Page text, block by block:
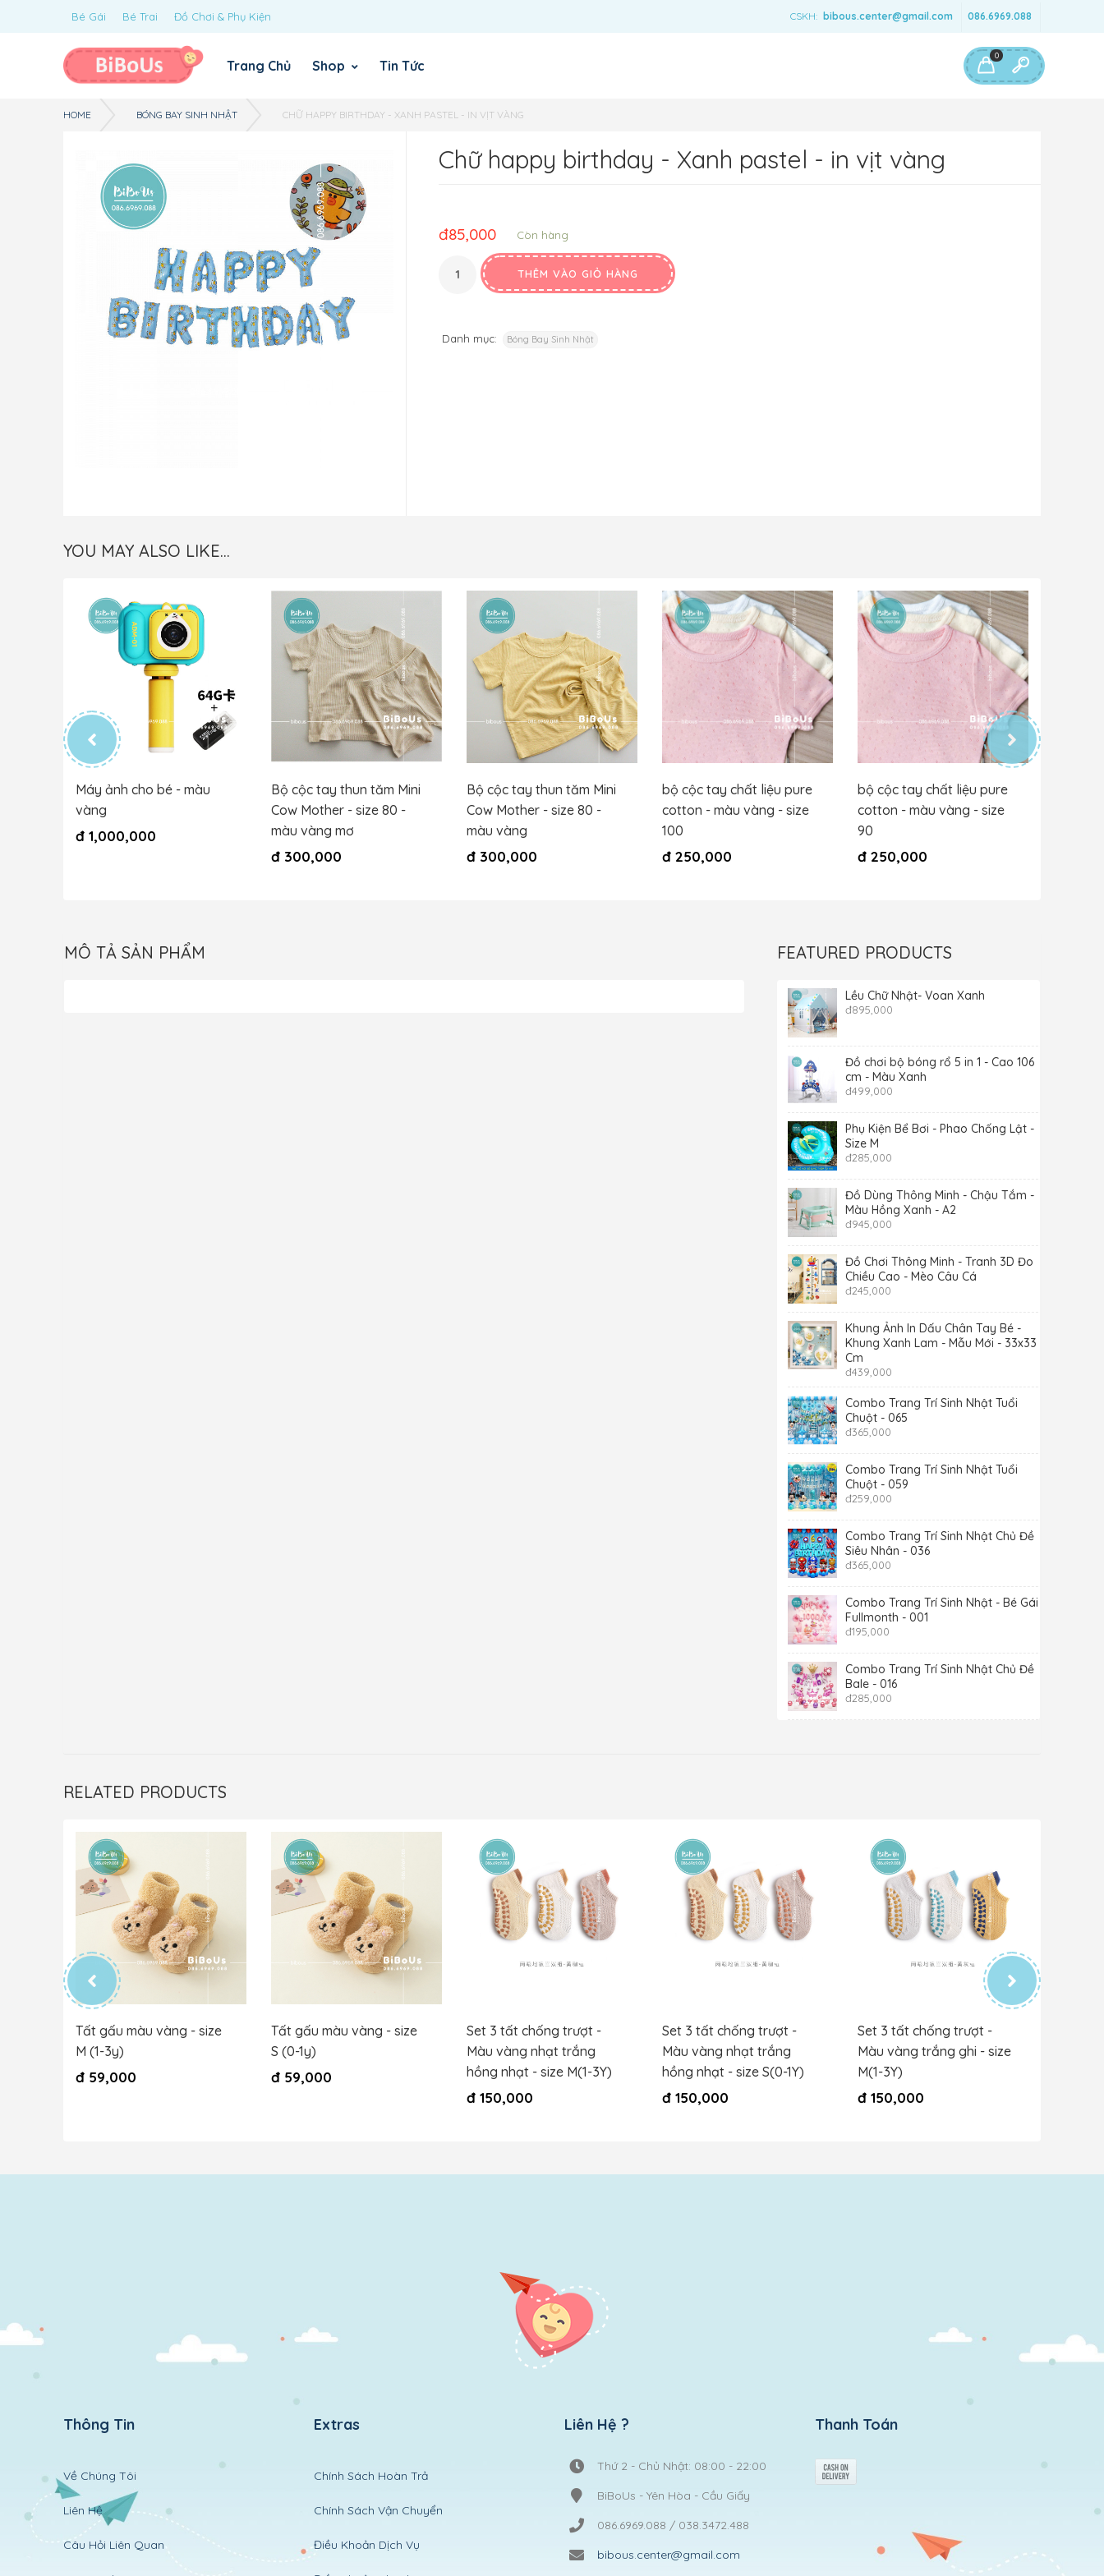
CSKH: bibous.center@gmail.com 086.6969.088
Bé Gái Bé Trai Đồ Chơi & Phụ Kiện
0
Trang Chủ Shop Tin Tức
HOME BÓNG BAY SINH NHẬT CHỮ HAPPY BIRTHDAY - XANH PASTEL - IN VỊT VÀNG
Chữ happy birthday - Xanh pastel - in vịt vàng
đ85,000 Còn hàng
THÊM VÀO GIỎ HÀNG
Danh mục: Bóng Bay Sinh Nhật
YOU MAY ALSO LIKE…
Máy ảnh cho bé - màu
vàng
đ 1,000,000
Bộ cộc tay thun tăm Mini
Cow Mother - size 80 -
màu vàng mơ
đ 300,000
Bộ cộc tay thun tăm Mini
Cow Mother - size 80 -
màu vàng
đ 300,000
bộ cộc tay chất liệu pure
cotton - màu vàng - size
100
đ 250,000
bộ cộc tay chất liệu pure
cotton - màu vàng - size
90
đ 250,000
MÔ TẢ SẢN PHẨM FEATURED PRODUCTS
Lều Chữ Nhật- Voan Xanh
đ895,000
Đồ chơi bộ bóng rổ 5 in 1 - Cao 106
cm - Màu Xanh
đ499,000
Phụ Kiện Bể Bơi - Phao Chống Lật -
Size M
đ285,000
Đồ Dùng Thông Minh - Chậu Tắm -
Màu Hồng Xanh - A2
đ945,000
Đồ Chơi Thông Minh - Tranh 3D Đo
Chiều Cao - Mèo Câu Cá
đ245,000
Khung Ảnh In Dấu Chân Tay Bé -
Khung Xanh Lam - Mẫu Mới - 33x33
Cm
đ439,000
Combo Trang Trí Sinh Nhật Tuổi
Chuột - 065
đ365,000
Combo Trang Trí Sinh Nhật Tuổi
Chuột - 059
đ259,000
Combo Trang Trí Sinh Nhật Chủ Đề
Siêu Nhân - 036
đ365,000
Combo Trang Trí Sinh Nhật - Bé Gái -
Fullmonth - 001
đ195,000
Combo Trang Trí Sinh Nhật Chủ Đề
Bale - 016
đ285,000
RELATED PRODUCTS
Tất gấu màu vàng - size
M (1-3y)
đ 59,000
Tất gấu màu vàng - size
S (0-1y)
đ 59,000
Set 3 tất chống trượt -
Màu vàng nhạt trắng
hồng nhạt - size M(1-3Y)
đ 150,000
Set 3 tất chống trượt -
Màu vàng nhạt trắng
hồng nhạt - size S(0-1Y)
đ 150,000
Set 3 tất chống trượt -
Màu vàng trắng ghi - size
M(1-3Y)
đ 150,000
Thông Tin
Về Chúng Tôi
Liên Hệ
Câu Hỏi Liên Quan
Extras
Chính Sách Hoàn Trả
Chính Sách Vận Chuyển
Điều Khoản Dịch Vụ
Liên Hệ ?
Thứ 2 - Chủ Nhật: 08:00 - 22:00
BiBoUs - Yên Hòa - Cầu Giấy
086.6969.088 / 038.3472.488
bibous.center@gmail.com
Thanh Toán